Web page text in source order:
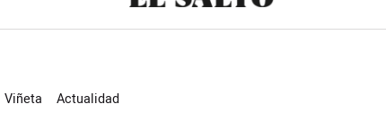
Viñeta Actualidad